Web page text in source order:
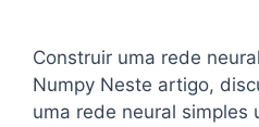
Construir uma rede
Numpy Neste artigo,
uma rede neural simples